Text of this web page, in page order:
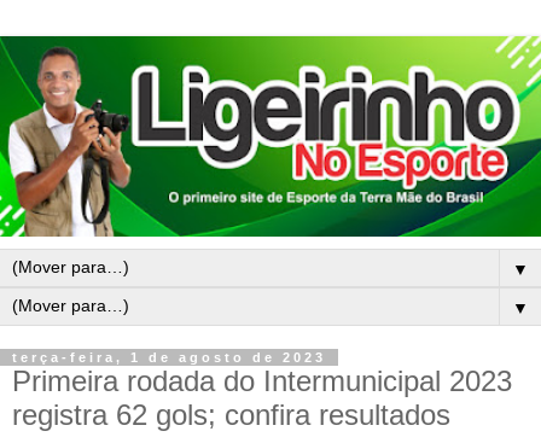
▼
▼
terça-feira, 1 de agosto de 2023
Primeira rodada do Intermunicipal 2023
registra 62 gols; confira resultados